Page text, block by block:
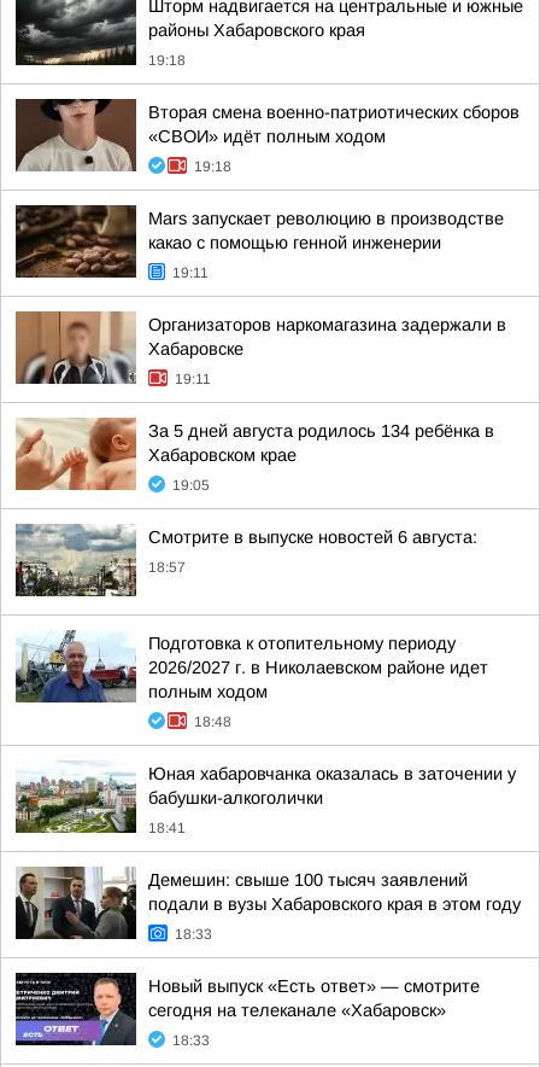
Шторм надвигается на центральные и южные
районы Хабаровского края
19:18
Вторая смена военно-патриотических сборов
«СВОИ» идёт полным ходом
19:18
Mars запускает революцию в производстве
какао с помощью генной инженерии
19:11
Организаторов наркомагазина задержали в
Хабаровске
19:11
За 5 дней августа родилось 134 ребёнка в
Хабаровском крае
19:05
Смотрите в выпуске новостей 6 августа:
18:57
Подготовка к отопительному периоду
2026/2027 г. в Николаевском районе идет
полным ходом
18:48
Юная хабаровчанка оказалась в заточении у
бабушки-алкоголички
18:41
Демешин: свыше 100 тысяч заявлений
подали в вузы Хабаровского края в этом году
18:33
Новый выпуск «Есть ответ» — смотрите
сегодня на телеканале «Хабаровск»
18:33